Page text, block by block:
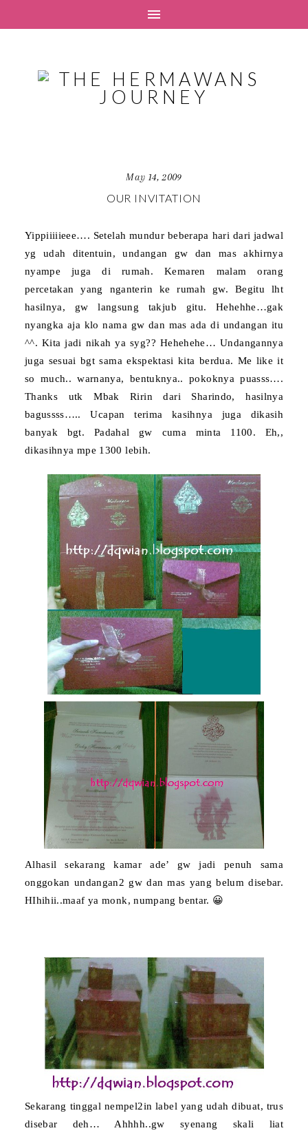
May 14, 2009
OUR INVITATION
Yippiiiiieee…. Setelah mundur beberapa hari dari jadwal
yg udah ditentuin, undangan gw dan mas akhirnya
nyampe juga di rumah. Kemaren malam orang
percetakan yang nganterin ke rumah gw. Begitu lht
hasilnya, gw langsung takjub gitu. Hehehhe…gak
nyangka aja klo nama gw dan mas ada di undangan itu
^^. Kita jadi nikah ya syg?? Hehehehe… Undangannya
juga sesuai bgt sama ekspektasi kita berdua. Me like it
so much.. warnanya, bentuknya.. pokoknya puasss….
Thanks utk Mbak Ririn dari Sharindo, hasilnya
bagussss….. Ucapan terima kasihnya juga dikasih
banyak bgt. Padahal gw cuma minta 1100. Eh,,
dikasihnya mpe 1300 lebih.
Alhasil sekarang kamar ade’ gw jadi penuh sama
onggokan undangan2 gw dan mas yang belum disebar.
HIhihii..maaf ya monk, numpang bentar. 😀
Sekarang tinggal nempel2in label yang udah dibuat, trus
disebar deh… Ahhhh..gw syenang skali liat